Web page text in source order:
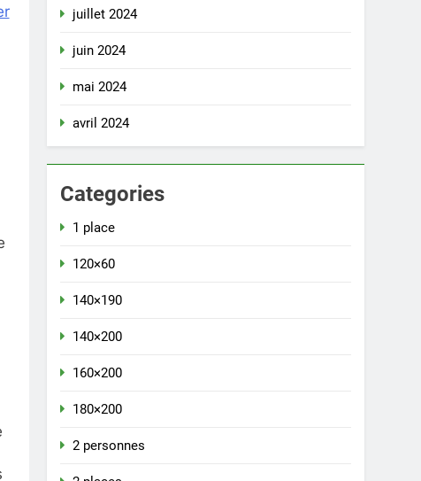
juillet 2024
juin 2024
mai 2024
avril 2024
Categories
1 place
120×60
140×190
140×200
160×200
180×200
2 personnes